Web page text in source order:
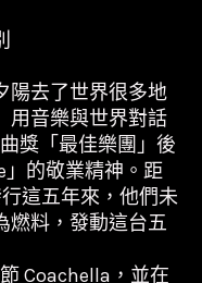
陽去了世界很多地
用音樂與世界對話
獎「最佳樂團」後
的敬業精神。距
行這五年來，他們未
燃料，發動這台五
Coachella，並在